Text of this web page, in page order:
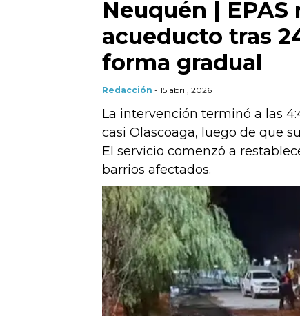
Neuquén |
acueducto tras
forma gradual
Redacción - 15 abril, 2026
La intervención terminó a las
casi Olascoaga, luego de que
El servicio comenzó a
barrios afectados.